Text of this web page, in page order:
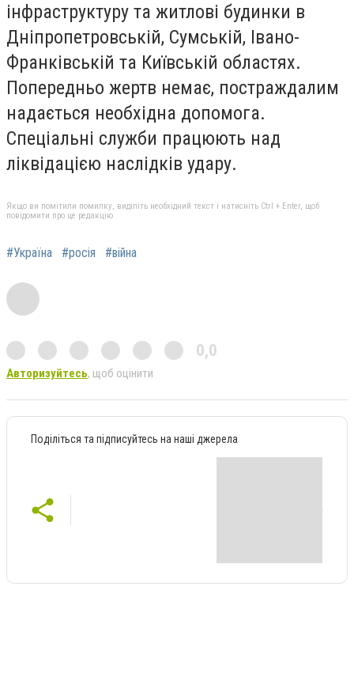
інфраструктуру та житлові будинки в
Дніпропетровській, Сумській, Івано-
Франківській та Київській областях.
Попередньо жертв немає, постраждалим
надається необхідна допомога.
Спеціальні служби працюють над
ліквідацією наслідків удару.
Якщо ви помітили помилку, виділіть необхідний текст і натисніть Ctrl + Enter, щоб
повідомити про це редакцію
#Україна #росія #війна
0,0
Авторизуйтесь, щоб оцінити
Поділіться та підписуйтесь на наші джерела